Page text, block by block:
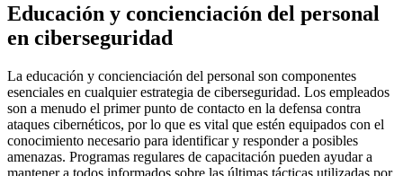
Educación y concienciación del personal
en ciberseguridad
La educación y concienciación del personal son componentes
esenciales en cualquier estrategia de ciberseguridad. Los empleados
son a menudo el primer punto de contacto en la defensa contra
ataques cibernéticos, por lo que es vital que estén equipados con el
conocimiento necesario para identificar y responder a posibles
amenazas. Programas regulares de capacitación pueden ayudar a
mantener a todos informados sobre las últimas tácticas utilizadas por